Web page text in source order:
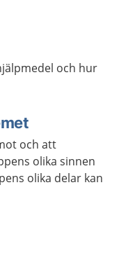
och hur
och att
olika sinnen
olika delar kan